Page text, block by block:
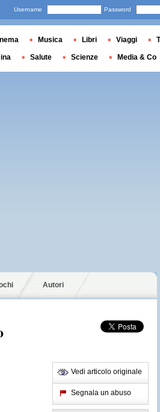
Autori
Vedi articolo originale
Segnala un abuso
Username Password
Musica Libri Viaggi
Salute Scienze Media & Co